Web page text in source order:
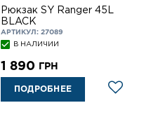
Рюкзак SY Ranger 45L
BLACK
АРТИКУЛ: 27089
В НАЛИЧИИ
1 890 ГРН
ПОДРОБНЕЕ